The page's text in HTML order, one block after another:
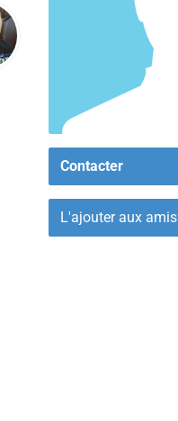
Contacter
L'ajouter aux amis